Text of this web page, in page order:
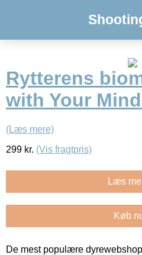
Rytterens
with Your
(Læs mere)
299 kr. (Vis fragtpris)
Læs
Køb
De mest populære